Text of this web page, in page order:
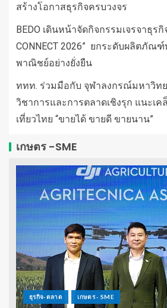
สร้างโอกาสธุรกิจครบวงจร
BEDO เดินหน้าจัดกิจกรรมเจรจาธุรกิ
CONNECT 2026” ยกระดับผลิตภัณ
พาณิชย์อย่างยั่งยืน
ททท. ร่วมมือกับ จุฬาลงกรณ์มหาวิท
วิชาการและการตลาดเชิงรุก แนะเ
เที่ยวไทย “ขายได้ ขายดี ขายนาน”
เกษตร -SME
ธุรกิจ-ตลาด เกษตร - SME